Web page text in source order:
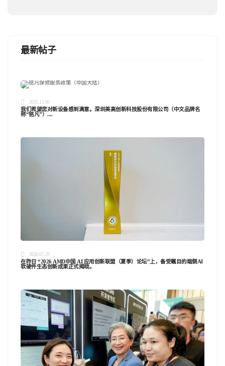
最新帖子
2025.12.05
我们希望您对新设备感到满意。深圳美高创新科技股份有限公司（中文品牌名
称“铭凡”）....
2026.07.29
在昨日 “2026 AMD中国 AI 应用创新联盟（夏季）论坛”上，备受瞩目的端侧AI
软硬件生态创新成果正式揭晓。